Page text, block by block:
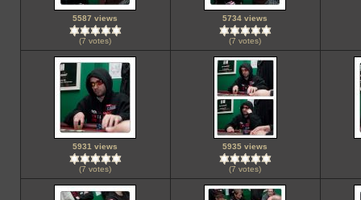
5587 views
(7 votes)
5734 views
(7 votes)
5931 views
(7 votes)
5935 views
(7 votes)